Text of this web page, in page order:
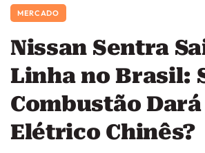
MERCADO
Nissan Sentra
Linha no Brasil:
Combustão
Elétrico Chinês?